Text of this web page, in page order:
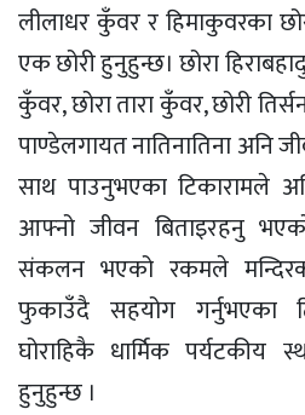
लीलाधर कुँवर र हिमाकुवरका
एक छोरी हुनुहुन्छ। छोरा
कुँवर, छोरा तारा कुँवर, छोरी
पाण्डेलगायत नातिनातिना अनि
साथ पाउनुभएका टिकारामले
आफ्नो जीवन बिताइरहनु
संकलन भएको रकमले
फुकाउँदै सहयोग गर्नुभएका
घोराहिकै धार्मिक पर्यटकीय
हुनुहुन्छ ।